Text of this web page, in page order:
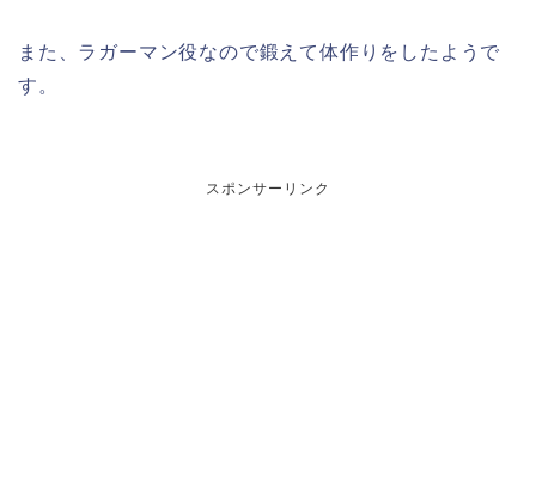
また、ラガーマン役なので鍛えて体作りをしたようで
す。
スポンサーリンク